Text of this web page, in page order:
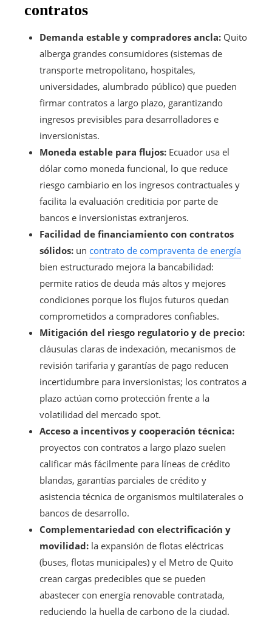
contratos
Demanda estable y compradores ancla: Quito
alberga grandes consumidores (sistemas de
transporte metropolitano, hospitales,
universidades, alumbrado público) que pueden
firmar contratos a largo plazo, garantizando
ingresos previsibles para desarrolladores e
inversionistas.
Moneda estable para flujos: Ecuador usa el
dólar como moneda funcional, lo que reduce
riesgo cambiario en los ingresos contractuales y
facilita la evaluación crediticia por parte de
bancos e inversionistas extranjeros.
Facilidad de financiamiento con contratos
sólidos: un contrato de compraventa de energía
bien estructurado mejora la bancabilidad:
permite ratios de deuda más altos y mejores
condiciones porque los flujos futuros quedan
comprometidos a compradores confiables.
Mitigación del riesgo regulatorio y de precio:
cláusulas claras de indexación, mecanismos de
revisión tarifaria y garantías de pago reducen
incertidumbre para inversionistas; los contratos a
plazo actúan como protección frente a la
volatilidad del mercado spot.
Acceso a incentivos y cooperación técnica:
proyectos con contratos a largo plazo suelen
calificar más fácilmente para líneas de crédito
blandas, garantías parciales de crédito y
asistencia técnica de organismos multilaterales o
bancos de desarrollo.
Complementariedad con electrificación y
movilidad: la expansión de flotas eléctricas
(buses, flotas municipales) y el Metro de Quito
crean cargas predecibles que se pueden
abastecer con energía renovable contratada,
reduciendo la huella de carbono de la ciudad.